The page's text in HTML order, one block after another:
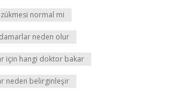
normal mi
neden olur
için hangi doktor bakar
neden belirginleşir